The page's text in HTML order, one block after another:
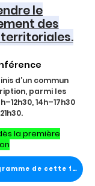
le
des
d’un commun
parmi les
14h–17h30
la première
Je télécharge le programme de cette formation